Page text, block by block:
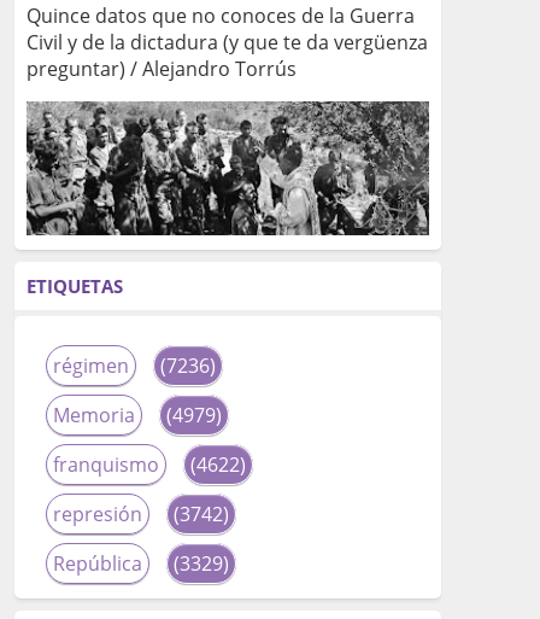
Quince datos que no conoces de la Guerra
Civil y de la dictadura (y que te da vergüenza
preguntar) / Alejandro Torrús
ETIQUETAS
régimen
(7236)
Memoria
(4979)
franquismo
(4622)
represión
(3742)
República
(3329)